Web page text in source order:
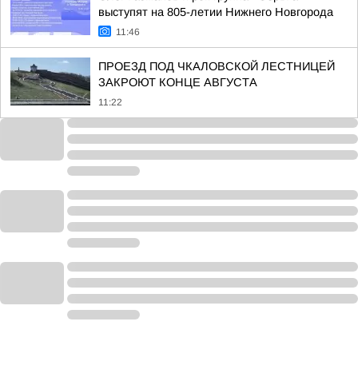
выступят на 805-летии Нижнего Новгорода
11:46
ПРОЕЗД ПОД ЧКАЛОВСКОЙ ЛЕСТНИЦЕЙ
ЗАКРОЮТ КОНЦЕ АВГУСТА
11:22